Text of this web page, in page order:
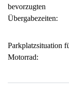
bevorzugten
Übergabezeiten:
Parkplatzsituation
Motorrad: